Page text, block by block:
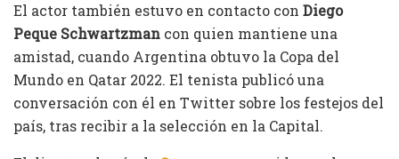
El actor también estuvo en contacto con Diego
Peque Schwartzman con quien mantiene una
amistad, cuando Argentina obtuvo la Copa del
Mundo en Qatar 2022. El tenista publicó una
conversación con él en Twitter sobre los festejos del
país, tras recibir a la selección en la Capital.